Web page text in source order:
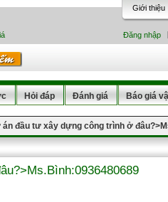
Giới thiệu
Đăng nhập
Hỏi đáp Đánh giá Báo giá
án đầu tư xây dựng công trình ở